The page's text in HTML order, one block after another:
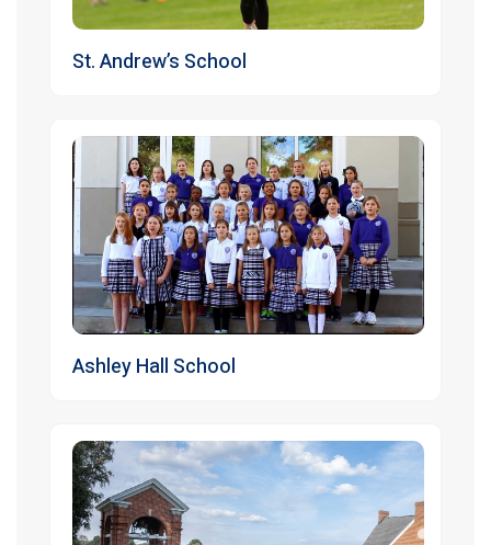
St. Andrew’s School
Ashley Hall School